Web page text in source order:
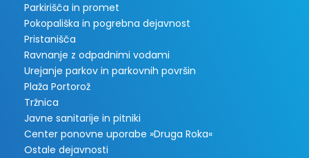
Parkirišča in promet
Pokopališka in pogrebna dejavnost
Pristanišča
Ravnanje z odpadnimi vodami
Urejanje parkov in parkovnih površin
Plaža Portorož
Tržnica
Javne sanitarije in pitniki
Center ponovne uporabe »Druga Roka«
Ostale dejavnosti